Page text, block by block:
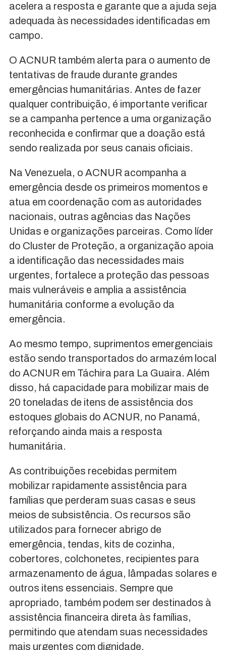
acelera a resposta e garante que a ajuda seja
adequada às necessidades identificadas em
campo.
O ACNUR também alerta para o aumento de
tentativas de fraude durante grandes
emergências humanitárias. Antes de fazer
qualquer contribuição, é importante verificar
se a campanha pertence a uma organização
reconhecida e confirmar que a doação está
sendo realizada por seus canais oficiais.
Na Venezuela, o ACNUR acompanha a
emergência desde os primeiros momentos e
atua em coordenação com as autoridades
nacionais, outras agências das Nações
Unidas e organizações parceiras. Como líder
do Cluster de Proteção, a organização apoia
a identificação das necessidades mais
urgentes, fortalece a proteção das pessoas
mais vulneráveis e amplia a assistência
humanitária conforme a evolução da
emergência.
Ao mesmo tempo, suprimentos emergenciais
estão sendo transportados do armazém local
do ACNUR em Táchira para La Guaira. Além
disso, há capacidade para mobilizar mais de
20 toneladas de itens de assistência dos
estoques globais do ACNUR, no Panamá,
reforçando ainda mais a resposta
humanitária.
As contribuições recebidas permitem
mobilizar rapidamente assistência para
famílias que perderam suas casas e seus
meios de subsistência. Os recursos são
utilizados para fornecer abrigo de
emergência, tendas, kits de cozinha,
cobertores, colchonetes, recipientes para
armazenamento de água, lâmpadas solares e
outros itens essenciais. Sempre que
apropriado, também podem ser destinados à
assistência financeira direta às famílias,
permitindo que atendam suas necessidades
mais urgentes com dignidade.